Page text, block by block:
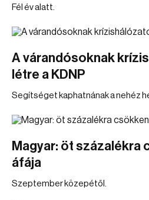
Fél év alatt.
A várandósoknak
létre a KDNP
Segítséget kaphatnának a nehéz
Magyar: öt százalékra
áfája
Szeptember közepétől.